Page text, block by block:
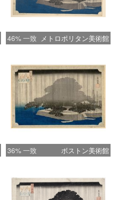
46% 一致 メトロポリタン美術館
36% 一致 ボストン美術館